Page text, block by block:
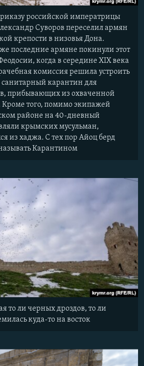
российской императрицы
Суворов переселил армян
крепости в низовья Дона.
последние армяне покинули этот
когда в середине XIX века
комиссия решила устроить
санитарный карантин для
прибывающих из охваченной
того, помимо экипажей
районе на 40-дневный
крымских мусульман,
из хаджа. С тех пор Айоц берд
Карантином
то ли черных дроздов, то ли
куда-то на восток